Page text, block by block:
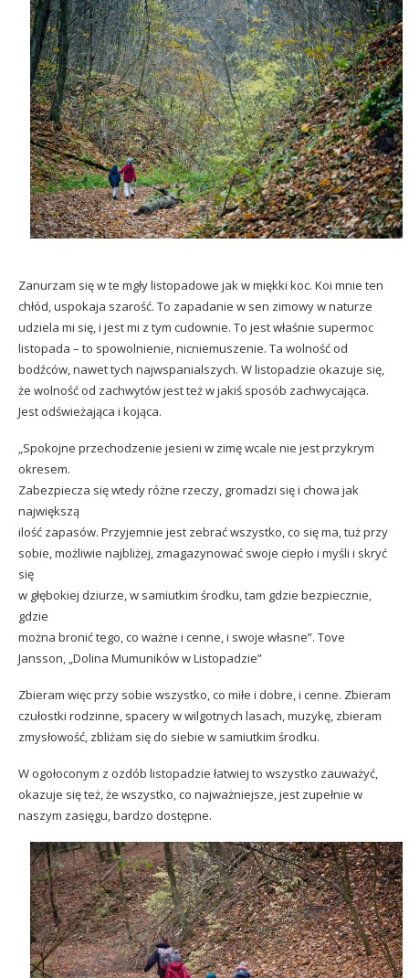
Zanurzam się w te mgły listopadowe jak w miękki koc. Koi mnie ten
chłód, uspokaja szarość. To zapadanie w sen zimowy w naturze
udziela mi się, i jest mi z tym cudownie. To jest właśnie supermoc
listopada – to spowolnienie, nicniemuszenie. Ta wolność od
bodźców, nawet tych najwspanialszych. W listopadzie okazuje się,
że wolność od zachwytów jest też w jakiś sposób zachwycająca.
Jest odświeżająca i kojąca.
„Spokojne przechodzenie jesieni w zimę wcale nie jest przykrym
okresem.
Zabezpiecza się wtedy różne rzeczy, gromadzi się i chowa jak
największą
ilość zapasów. Przyjemnie jest zebrać wszystko, co się ma, tuż przy
sobie, możliwie najbliżej, zmagazynować swoje ciepło i myśli i skryć
się
w głębokiej dziurze, w samiutkim środku, tam gdzie bezpiecznie,
gdzie
można bronić tego, co ważne i cenne, i swoje własne”. Tove
Jansson, „Dolina Mumuników w Listopadzie”
Zbieram więc przy sobie wszystko, co miłe i dobre, i cenne. Zbieram
czułostki rodzinne, spacery w wilgotnych lasach, muzykę, zbieram
zmysłowość, zbliżam się do siebie w samiutkim środku.
W ogołoconym z ozdób listopadzie łatwiej to wszystko zauważyć,
okazuje się też, że wszystko, co najważniejsze, jest zupełnie w
naszym zasięgu, bardzo dostępne.